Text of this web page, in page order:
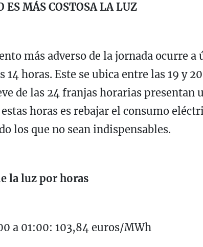
ES MÁS COSTOSA LA LUZ
más adverso de la jornada ocurre
14 horas. Este se ubica entre las 19 y
de las 24 franjas horarias
horas es rebajar el consumo
los que no sean indispensables.
la luz por horas
a 01:00: 103,84 euros/MWh